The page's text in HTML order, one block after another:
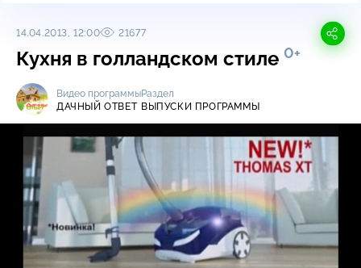
14.04.2013, 12:00 21677
Кухня в голландском стиле 0+
Видео программы
ДАЧНЫЙ ОТВЕТ
Раздел
ВЫПУСКИ ПРОГРАММЫ